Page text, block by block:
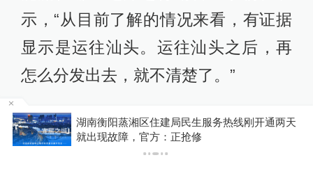
示，“从目前了解的情况来看，有证据
显示是运往汕头。运往汕头之后，再
怎么分发出去，就不清楚了。”
黎朝柱介绍，按照正规渠道进口冻
品，首先要经过国家的检验检疫部
释新闻｜槽点密集的造舰计划：特朗普的“黄金舰
队”梦能实现吗？